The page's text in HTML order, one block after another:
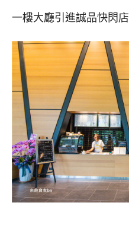
一樓大廳引進誠品快閃店